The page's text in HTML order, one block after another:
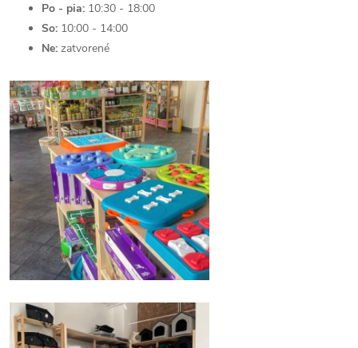
Po - pia: 10:30 - 18:00
So: 10:00 - 14:00
Ne: zatvorené